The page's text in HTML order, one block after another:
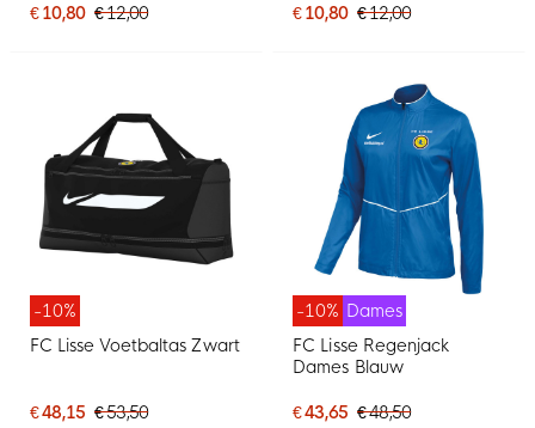
€ 10,80 € 12,00 € 10,80 € 12,00
-10%
FC Lisse Voetbaltas Zwart
€ 48,15 € 53,50
-10% Dames
FC Lisse Regenjack
Dames Blauw
€ 43,65 € 48,50